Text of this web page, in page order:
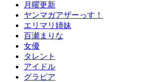
月曜更新
ヤンマガアザーっす！
エリマリ姉妹
百瀬まりな
女優
タレント
アイドル
グラビア